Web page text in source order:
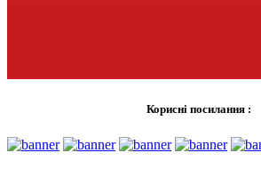
Корисні посилання :